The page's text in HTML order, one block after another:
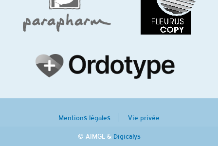
Mentions légales Vie privée
© AIMGL & Digicalys